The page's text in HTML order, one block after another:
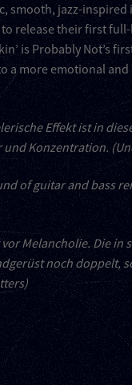
smooth, jazz-
release their first full-
is Probably Not’s
a more emotional
Effekt ist in
und Konzentration.
of guitar and bass
Melancholie. Die in
noch doppelt,